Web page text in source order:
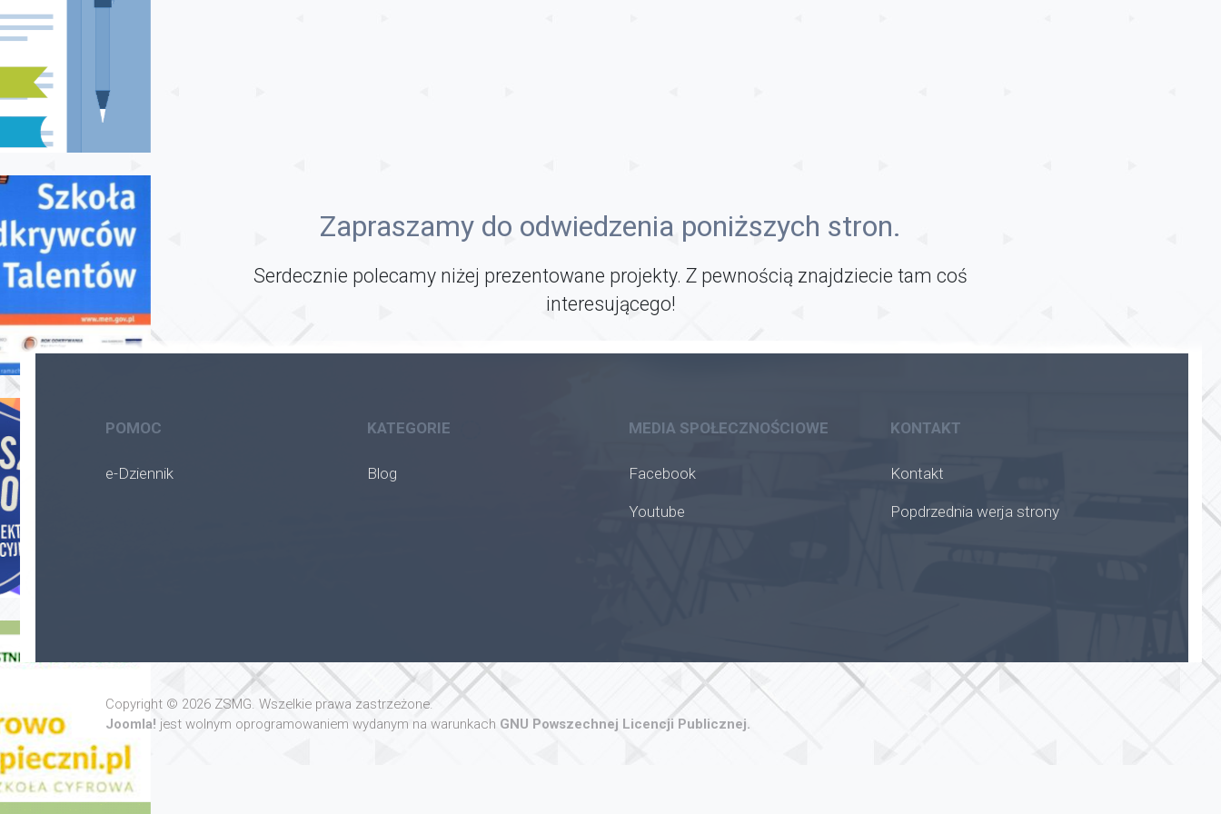
Zapraszamy do odwiedzenia poniższych stron.
Serdecznie polecamy niżej prezentowane projekty. Z pewnością znajdziecie tam coś
interesującego!
POMOC
e-Dziennik
KATEGORIE
Blog
MEDIA SPOŁECZNOŚCIOWE
Facebook
Youtube
KONTAKT
Kontakt
Popdrzednia werja strony
Copyright © 2026 ZSMG. Wszelkie prawa zastrzeżone.
Joomla! jest wolnym oprogramowaniem wydanym na warunkach GNU Powszechnej Licencji Publicznej.